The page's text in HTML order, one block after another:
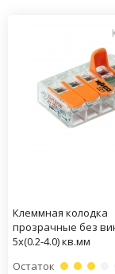
Клеммная колодка
прозрачные без
5х(0.2-4.0) кв.мм
Остаток